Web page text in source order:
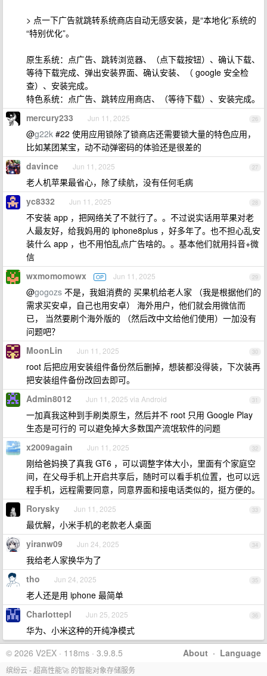
> 点一下广告就跳转系统商店自动无感安装，是“本地化”系统的
“特别优化”。
原生系统：点广告、跳转浏览器、（点下载按钮）、确认下载、
等待下载完成、弹出安装界面、确认安装、（ google 安全检
查）、安装完成。
特色系统：点广告、跳转应用商店、（等待下载）、安装完成。
26
mercury233 Jun 11, 2025
@g22k #22 使用应用锁除了锁商店还需要锁大量的特色应用，
比如某团某宝，动不动弹密码的体验还是很差的
27
davince Jun 11, 2025
老人机苹果最省心，除了续航，没有任何毛病
28
yc8332 Jun 11, 2025
不安装 app ，把网络关了不就行了。。不过说实话用苹果对老
人最友好，给我妈用的 iphone8plus ，好多年了。也不担心乱安
装什么 app ，也不用怕乱点广告啥的。。基本他们就用抖音+微
信
29
wxmomomowx OP Jun 11, 2025
@gogozs 不是，我姐消费的 买果机给老人家 （我是根据他们的
需求买安卓，自己也用安卓） 海外用户，他们就会用微信而
已， 当然要刷个海外版的 （然后改中文给他们使用）一加没有
问题吧？
30
MoonLin Jun 11, 2025
root 后把应用安装组件备份然后删掉，想装都没得装，下次装再
把安装组件备份改回去即可。
31
Admin8012 Jun 11, 2025 via Android
一加真我这种到手刷类原生，然后并不 root 只用 Google Play
生态是可行的 可以避免掉大多数国产流氓软件的问题
32
x2009again Jun 11, 2025
刚给爸妈换了真我 GT6 ，可以调整字体大小，里面有个家庭空
间，在父母手机上开启共享后，随时可以看手机位置，也可以远
程手机，远程需要同意，同意界面和接电话类似的，挺方便的。
33
Rorysky Jun 11, 2025
最优解，小米手机的老款老人桌面
34
yiranw09 Jun 24, 2025
我给老人家换华为了
35
tho Jun 24, 2025
老人还是用 iphone 最简单
36
Charlottepl Jun 25, 2025
华为、小米这种的开纯净模式
About · Language
© 2026 V2EX · 118ms · 3.9.8.5
缤纷云 - 超高性能🚀 的智能对象存储服务